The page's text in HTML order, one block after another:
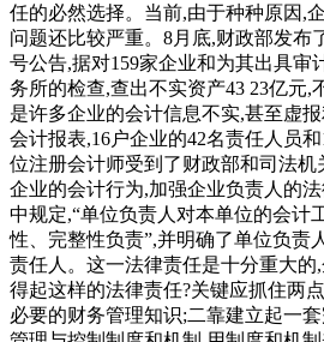
任的必然选择。当前,由于种种原因,
问题还比较严重。8月底,财政部发布
号公告,据对159家企业和为其出具审
务所的检查,查出不实资产43 23亿元,
是许多企业的会计信息不实,甚至虚
会计报表,16户企业的42名责任人员
位注册会计师受到了财政部和司法
企业的会计行为,加强企业负责人的法
中规定,“单位负责人对本单位的会计
性、完整性负责”,并明确了单位负责
责任人。这一法律责任是十分重大的
得起这样的法律责任?关键应抓住两
必要的财务管理知识;二靠建立起一